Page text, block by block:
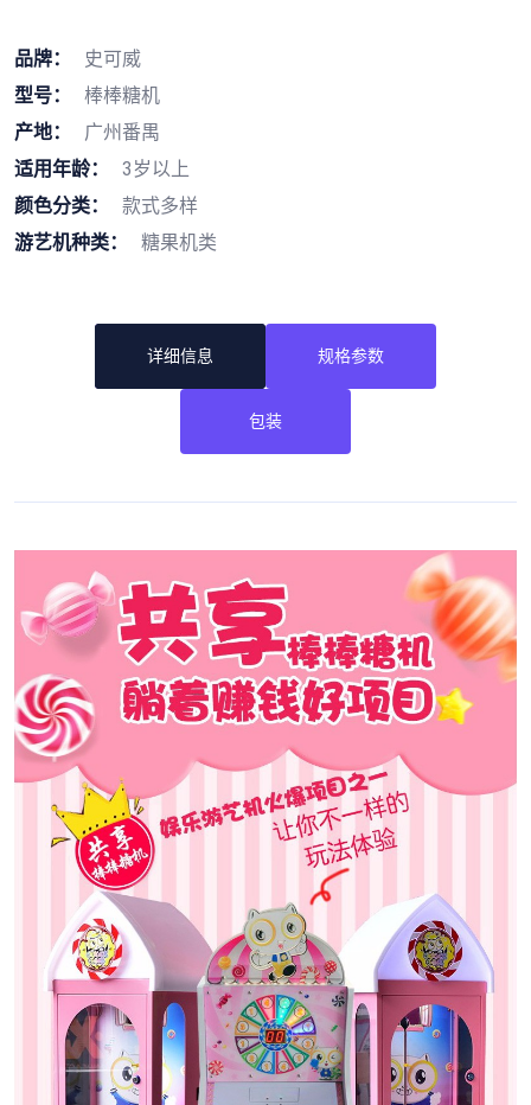
品牌：
史可威
型号：
棒棒糖机
产地：
广州番禺
适用年龄：
3岁以上
颜色分类：
款式多样
游艺机种类：
糖果机类
详细信息 规格参数
包装